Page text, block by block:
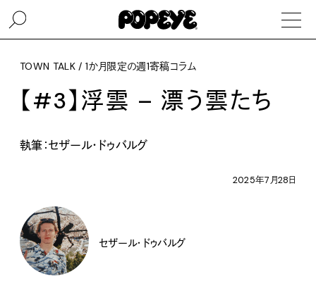
TOWN TALK / 1か月限定の週1寄稿コラム
【#3】浮雲 – 漂う雲たち
執筆：セザール・ドゥバルグ
2025年7月28日
セザール・ドゥバルグ